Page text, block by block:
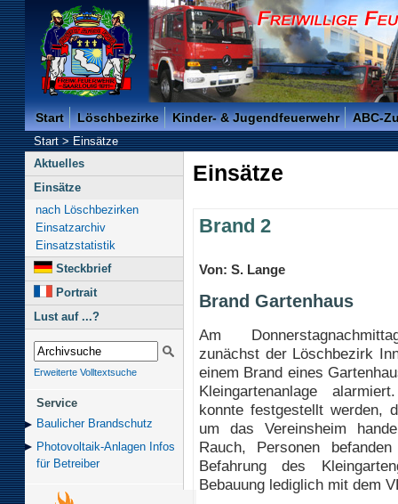
Freiwillige Feuerwehr der Kreisstadt Saarlouis -
Start Löschbezirke Kinder- & Jugendfeuerwehr ABC-
Start>Einsätze
Aktuelles
Einsätze
nach Löschbezirken
Einsatzarchiv
Einsatzstatistik
Steckbrief
Portrait
Lust auf ...?
Erweiterte Volltextsuche
Service
Baulicher Brand­schutz
Photovoltaik-Anlagen Infos
für Betreiber
Einsätze
Brand 2
Von: S. Lange
Brand Gartenhaus
Am
zunächst der Löschbezirk
einem Brand eines
Kleingartenanlage
konnte festgestellt werden,
um das Vereinsheim
Rauch, Personen
Befahrung des
Bebauung lediglich mit dem